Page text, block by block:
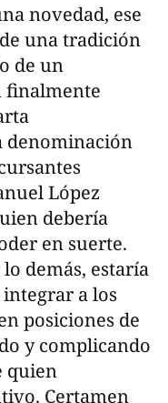
novedad, ese
una tradición
de un
finalmente
denominación
López
debería
en suerte.
demás, estaría
a los
posiciones de
y complicando
quien
Certamen